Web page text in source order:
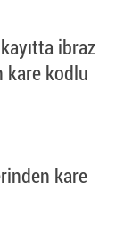
ibraz
kare kodlu
kare